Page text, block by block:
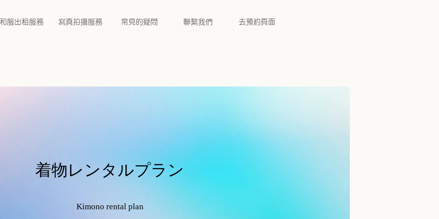
和服出租服務 寫真拍攝服務 常見的疑問 聯繫我們 去預約頁面
着物レンタルプラン
Kimono rental plan